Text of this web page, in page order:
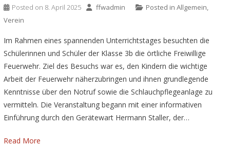
Posted on 8. April 2025 ffwadmin Posted in Allgemein,
Verein
Im Rahmen eines spannenden Unterrichtstages besuchten die
Schülerinnen und Schüler der Klasse 3b die örtliche Freiwillige
Feuerwehr. Ziel des Besuchs war es, den Kindern die wichtige
Arbeit der Feuerwehr näherzubringen und ihnen grundlegende
Kenntnisse über den Notruf sowie die Schlauchpflegeanlage zu
vermitteln. Die Veranstaltung begann mit einer informativen
Einführung durch den Gerätewart Hermann Staller, der…
Read More